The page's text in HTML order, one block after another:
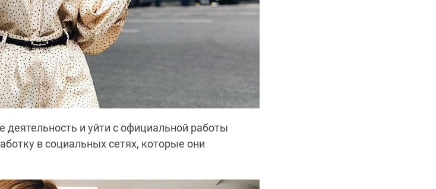
деятельность и уйти с официальной работы
в социальных сетях, которые они